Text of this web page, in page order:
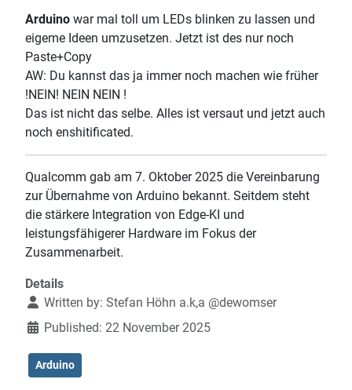
Arduino war mal toll um LEDs blinken zu lassen und
eigeme Ideen umzusetzen. Jetzt ist des nur noch
Paste+Copy
AW: Du kannst das ja immer noch machen wie früher
!NEIN! NEIN NEIN !
Das ist nicht das selbe. Alles ist versaut und jetzt auch
noch enshitificated.
Qualcomm gab am 7. Oktober 2025 die Vereinbarung
zur Übernahme von Arduino bekannt. Seitdem steht
die stärkere Integration von Edge-KI und
leistungsfähigerer Hardware im Fokus der
Zusammenarbeit.
Details
Written by: Stefan Höhn a.k,a @dewomser
Published: 22 November 2025
Arduino